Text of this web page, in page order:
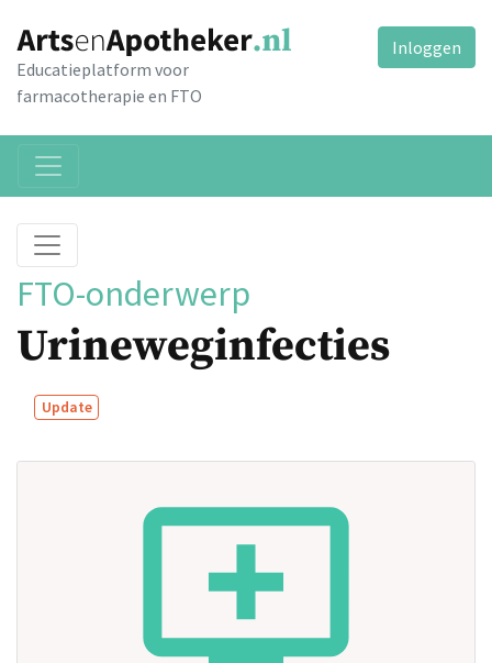
Educatieplatform voor
farmacotherapie en FTO
Inloggen
FTO-onderwerp
Urineweginfecties
Update